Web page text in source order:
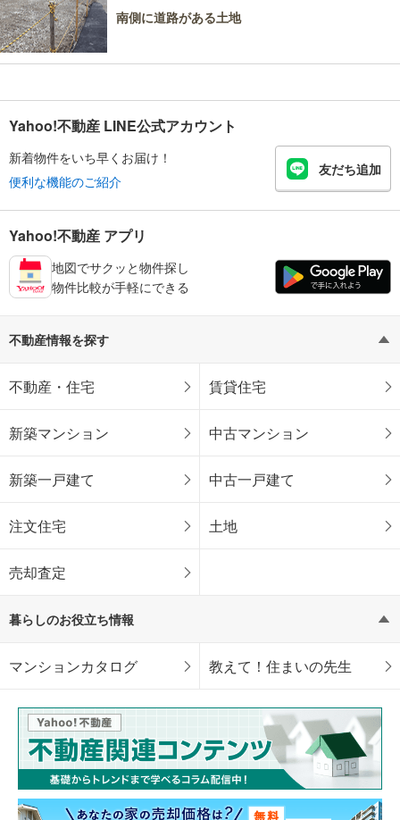
南側に道路がある土地
Yahoo!不動産 LINE公式アカウント
新着物件をいち早くお届け！
便利な機能のご紹介
友だち追加
Yahoo!不動産 アプリ
地図でサクッと物件探し
物件比較が手軽にできる
不動産情報を探す
不動産・住宅 賃貸住宅
新築マンション 中古マンション
新築一戸建て 中古一戸建て
注文住宅 土地
売却査定
暮らしのお役立ち情報
マンションカタログ 教えて！住まいの先生